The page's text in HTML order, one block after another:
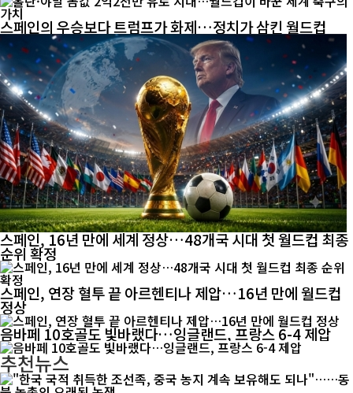
스페인의 우승보다 트럼프가 화제…정치가 삼킨 월드컵
스페인, 16년 만에 세계 정상…48개국 시대 첫 월드컵 최종
순위 확정
스페인, 연장 혈투 끝 아르헨티나 제압…16년 만에 월드컵
정상
음바페 10호골도 빛바랬다…잉글랜드, 프랑스 6-4 제압
추천뉴스